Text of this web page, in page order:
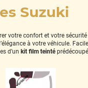
Suzuki
votre confort et votre
à votre véhicule.
d’un kit film teinté